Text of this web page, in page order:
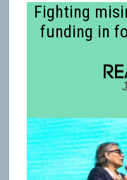
Fighting
funding in